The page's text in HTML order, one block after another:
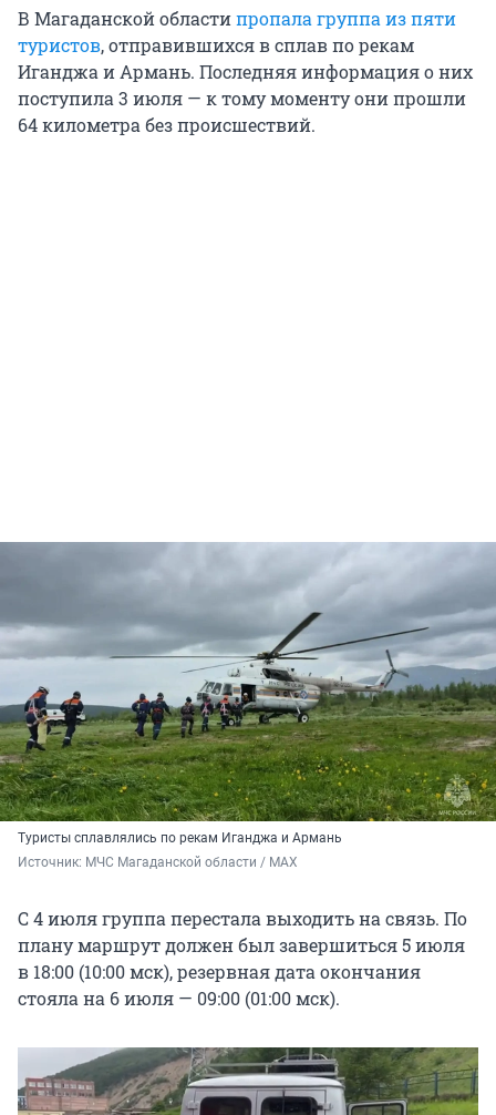
В Магаданской областипропала группа из пяти
туристов, отправившихся в сплав по рекам
Иганджа и Армань. Последняя информация о них
поступила 3 июля — к тому моменту они прошли
64 километра без происшествий.
Туристы сплавлялись по рекам Иганджа и Армань
Источник: МЧС Магаданской области / МАХ
С 4 июля группа перестала выходить на связь. По
плану маршрут должен был завершиться 5 июля
в 18:00 (10:00 мск), резервная дата окончания
стояла на 6 июля — 09:00 (01:00 мск).